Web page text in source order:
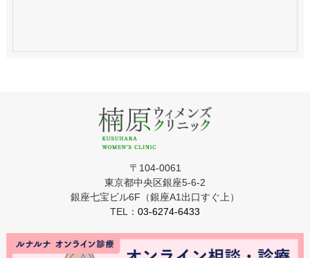
〒104-0061
東京都中央区銀座5-6-2
銀座七宝ビル6F（銀座A1出口すぐ上）
TEL： 03-6274-6433